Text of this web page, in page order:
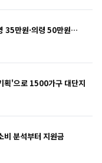
35만원·의령 50만원…
획'으로 1500가구 대단지
비 분석부터 지원금